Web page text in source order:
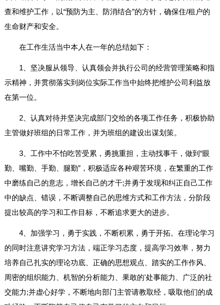
查和维护工作，以“预防为主、防消结合”的方针，确保住/租户的
生命财产和安全。
在工作生活当中本人在一年的总结如下：
1、坚决服从领导、认真领会并执行公司的经营管理策略和指
示精神，并贯彻落实到岗位实际工作当中始终把维护公司利益放
在第一位。
2、认真对待并坚决完成部门交给的各项工作任务，积极协助
主管做好班组的日常工作，并为班组的建设出谋划策。
3、工作中不怕吃苦受累，勇挑重担，主动找事干，做到“眼
勤、嘴勤、手勤、腿勤”，积极适应各种艰苦环境，在繁重的工作
中磨练自己的意志，增长自己的才干;并勇于发现和纠正自己工作
中的缺点、错误，不断调整自己的思维方式和工作方法，分阶段
提出较高的学习和工作目标，不断追求更大的进步。
4、加强学习，勇于实践，不断积累，勇于开拓。在理论学习
的同时注意讲究学习方法，端正学习态度，提高学习效率，努力
培养自己扎实的理论功底、正确的思想观点、踏实的工作作风、
周密的组织能力、机智的分析能力、果敢的'处事能力、广泛的社
交能力;并虚心好学，不断地向部门主管请教取经，吸取他们的成